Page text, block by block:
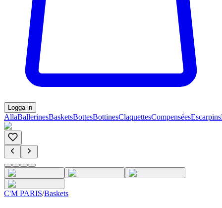
Logga in
AllaBallerinesBasketsBottesBottinesClaquettesCompenséesEscarpins
C'M PARIS/Baskets